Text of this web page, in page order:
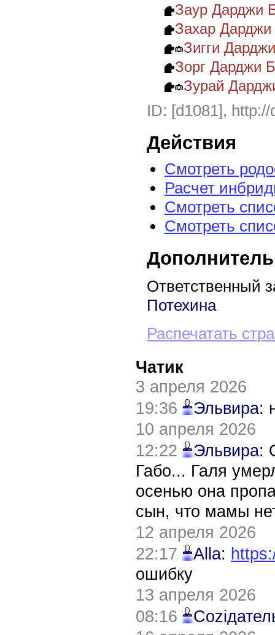
Заур Дарджи
Захар
Зигги
Зорг Дарджи
Зурай
ID: [d1081],
Действия
Смотреть
Расчет
Смотреть
Смотреть
Ответственный
Потехина
Распечатать
Чатик
3 апреля 2026
19:36
Эльвира:
10 апреля 2026
12:22
Эльвира:
Габо... Галя
осенью она
сын, что мамы
12 апреля 2026
22:17
Alla:
ошибку
13 апреля 2026
08:16